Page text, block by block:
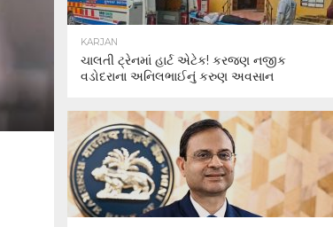
KARJAN
ચાલતી ટ્રેનમાં હાર્ટ એટેક! કરજણ નજીક
વડોદરાના અનિલભાઈનું કરુણ અવસાન